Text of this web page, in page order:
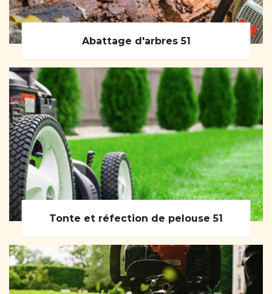
Abattage d'arbres 51
Tonte et réfection de pelouse 51